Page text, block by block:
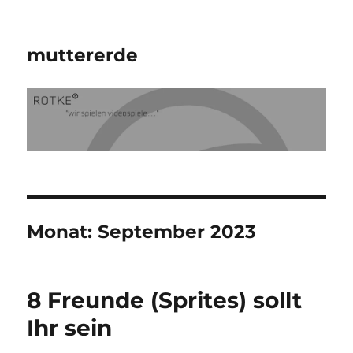
muttererde
Monat:September 2023
8 Freunde (Sprites) sollt
Ihr sein